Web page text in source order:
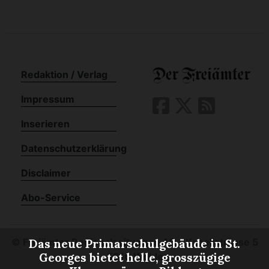
Das neue Primarschulgebäude in St.
Georges bietet helle, grosszügige
Redaktion / Verlag
Impressum
Inserieren
Datenschutzerklärung
Disclaimer
Abo-Service
Freiämter Regionalzeitungen AG - Kapellstrasse 5
- 5610 Wohlen